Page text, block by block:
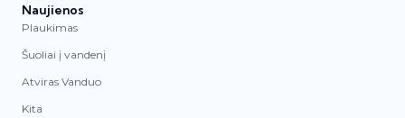
Naujienos
Plaukimas
Šuoliai į vandenį
Atviras Vanduo
Kita